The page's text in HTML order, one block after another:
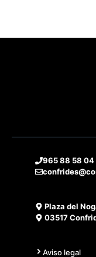
965 88 58 04
Plaza del
03517
Aviso legal